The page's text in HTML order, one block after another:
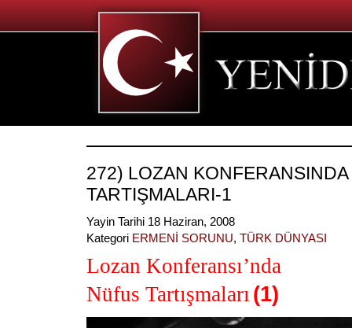
272) LOZAN
TARTIŞMALARI-1
Yayin Tarihi 18 Haziran, 2008
Kategori ERMENİ SORUNU, TÜRK DÜNYASI
Lozan Konferansı’nda
Nüfus Tartışmaları (1)